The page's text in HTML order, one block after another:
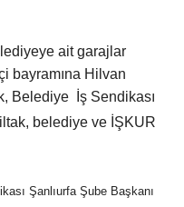
ait garajlar
bayramına Hilvan
Belediye  İş Sendikası
belediye ve İŞKUR
Şanlıurfa Şube Başkanı